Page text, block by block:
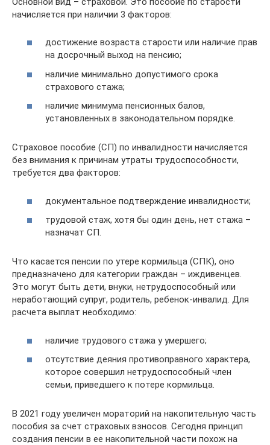
начисляется при наличии 3 факторов:
достижение возраста старости или наличие прав
на досрочный выход на пенсию;
наличие минимально допустимого срока
страхового стажа;
наличие минимума пенсионных балов,
установленных в законодательном порядке.
Страховое пособие (СП) по инвалидности начисляется
без внимания к причинам утраты трудоспособности,
требуется два факторов:
документальное подтверждение инвалидности;
трудовой стаж, хотя бы один день, нет стажа –
назначат СП.
Что касается пенсии по утере кормильца (СПК), оно
предназначено для категории граждан – иждивенцев.
Это могут быть дети, внуки, нетрудоспособный или
неработающий супруг, родитель, ребенок-инвалид. Для
расчета выплат необходимо:
наличие трудового стажа у умершего;
отсутствие деяния противоправного характера,
которое совершил нетрудоспособный член
семьи, приведшего к потере кормильца.
В 2021 году увеличен мораторий на накопительную часть
пособия за счет страховых взносов. Сегодня принцип
создания пенсии в ее накопительной части похож на